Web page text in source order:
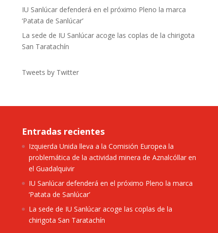
IU Sanlúcar defenderá en el próximo Pleno la marca
‘Patata de Sanlúcar’
La sede de IU Sanlúcar acoge las coplas de la chirigota
San Taratachín
Tweets by Twitter
Entradas recientes
Izquierda Unida lleva a la Comisión Europea la
problemática de la actividad minera de Aznalcóllar en
el Guadalquivir
IU Sanlúcar defenderá en el próximo Pleno la marca
‘Patata de Sanlúcar’
La sede de IU Sanlúcar acoge las coplas de la
chirigota San Taratachín